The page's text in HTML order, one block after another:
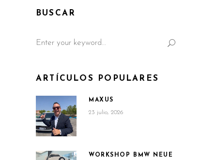
BUSCAR
for:
ARTÍCULOS POPULARES
MAXUS
23 julio, 2026
WORKSHOP BMW NEUE